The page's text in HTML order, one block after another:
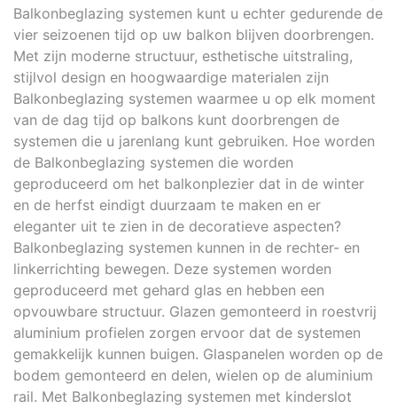
Balkonbeglazing systemen kunt u echter gedurende de
vier seizoenen tijd op uw balkon blijven doorbrengen.
Met zijn moderne structuur, esthetische uitstraling,
stijlvol design en hoogwaardige materialen zijn
Balkonbeglazing systemen waarmee u op elk moment
van de dag tijd op balkons kunt doorbrengen de
systemen die u jarenlang kunt gebruiken. Hoe worden
de Balkonbeglazing systemen die worden
geproduceerd om het balkonplezier dat in de winter
en de herfst eindigt duurzaam te maken en er
eleganter uit te zien in de decoratieve aspecten?
Balkonbeglazing systemen kunnen in de rechter- en
linkerrichting bewegen. Deze systemen worden
geproduceerd met gehard glas en hebben een
opvouwbare structuur. Glazen gemonteerd in roestvrij
aluminium profielen zorgen ervoor dat de systemen
gemakkelijk kunnen buigen. Glaspanelen worden op de
bodem gemonteerd en delen, wielen op de aluminium
rail. Met Balkonbeglazing systemen met kinderslot